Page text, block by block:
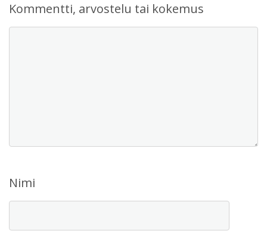
Kommentti, arvostelu tai kokemus
Nimi